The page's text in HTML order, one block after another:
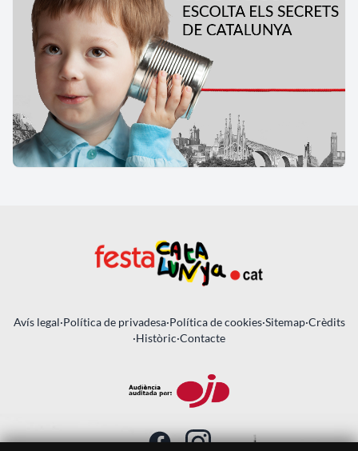
Avís legal·Política de privadesa·Política de cookies·Sitemap·Crèdits
·Històric·Contacte